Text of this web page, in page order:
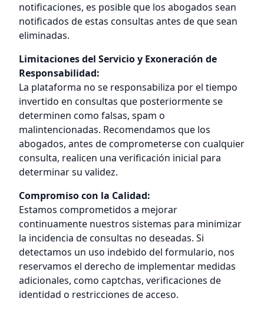
notificaciones, es posible que los abogados sean
notificados de estas consultas antes de que sean
eliminadas.
Limitaciones del Servicio y Exoneración de
Responsabilidad:
La plataforma no se responsabiliza por el tiempo
invertido en consultas que posteriormente se
determinen como falsas, spam o
malintencionadas. Recomendamos que los
abogados, antes de comprometerse con cualquier
consulta, realicen una verificación inicial para
determinar su validez.
Compromiso con la Calidad:
Estamos comprometidos a mejorar
continuamente nuestros sistemas para minimizar
la incidencia de consultas no deseadas. Si
detectamos un uso indebido del formulario, nos
reservamos el derecho de implementar medidas
adicionales, como captchas, verificaciones de
identidad o restricciones de acceso.